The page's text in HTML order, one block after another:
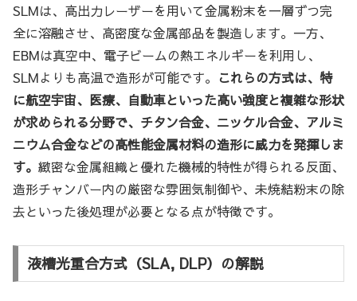
SLMは、高出力レーザーを用いて金属粉末を一層ずつ完
全に溶融させ、高密度な金属部品を製造します。一方、
EBMは真空中、電子ビームの熱エネルギーを利用し、
SLMよりも高温で造形が可能です。 これらの方式は、特
に航空宇宙、医療、自動車といった高い強度と複雑な形状
が求められる分野で、チタン合金、ニッケル合金、アルミ
ニウム合金などの高性能金属材料の造形に威力を発揮しま
す。 緻密な金属組織と優れた機械的特性が得られる反面、
造形チャンバー内の厳密な雰囲気制御や、未焼結粉末の除
去といった後処理が必要となる点が特徴です。
液槽光重合方式（SLA, DLP）の解説